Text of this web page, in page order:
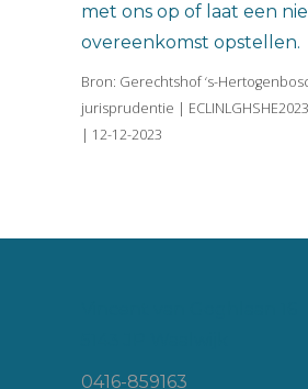
met ons op of laat een
overeenkomst opstellen.
Bron: Gerechtshof ‘s-
jurisprudentie |
| 12-12-2023
0416-859163